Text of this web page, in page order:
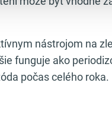
nástrojom na
funguje ako
počas celého roka.